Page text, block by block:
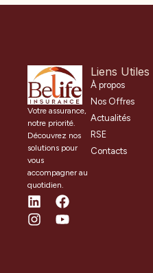
Votre assurance,
notre priorité.
Découvrez nos
solutions pour
vous
accompagner au
quotidien.
Liens Utiles
À propos
Nos Offres
Actualités
RSE
Contacts